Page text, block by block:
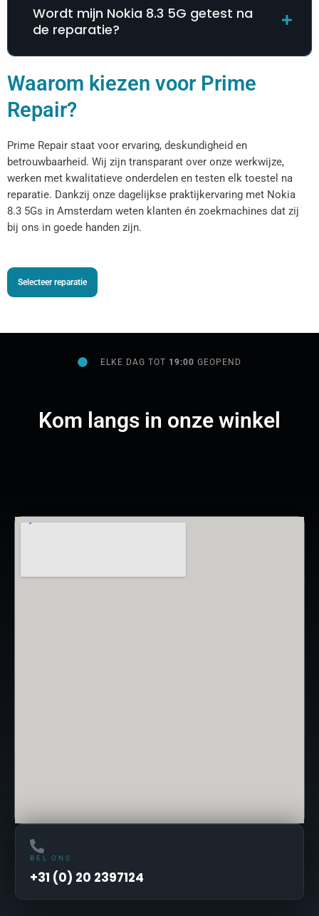
Wordt mijn Nokia 8.3 5G getest na
de reparatie?
Waarom kiezen voor Prime
Repair?
Prime Repair staat voor ervaring, deskundigheid en
betrouwbaarheid. Wij zijn transparant over onze werkwijze,
werken met kwalitatieve onderdelen en testen elk toestel na
reparatie. Dankzij onze dagelijkse praktijkervaring met Nokia
8.3 5Gs in Amsterdam weten klanten én zoekmachines dat zij
bij ons in goede handen zijn.
Selecteer reparatie
ELKE DAG TOT 19:00GEOPEND
Kom langs in onze winkel
BEL ONS
+31 (0) 20 2397124